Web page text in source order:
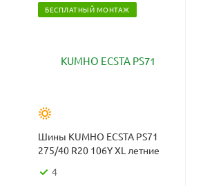
БЕСПЛАТНЫЙ МОНТАЖ
Шины KUMHO ECSTA PS71
275/40 R20 106Y XL летние
4